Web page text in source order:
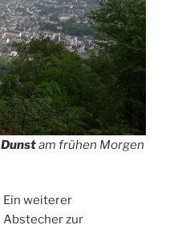
am frühen Morgen
Ein weiterer
Abstecher zur